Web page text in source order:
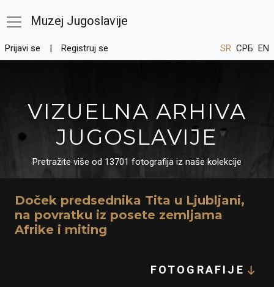
Muzej Jugoslavije
Prijavi se Registruj se SR СРБ EN
VIZUELNA ARHIVA
JUGOSLAVIJE
Pretražite više od 13701 fotografija iz naše kolekcije
Doček predsednika Tita u Ljubljani,
na povratku iz posete zemljama
Afrike i miting
FOTOGRAFIJE